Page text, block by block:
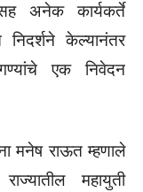
अनेक कार्यकर्ते
निदर्शने केल्यानंतर
एक निवेदन
मनेष राऊत म्हणाले
महायुती